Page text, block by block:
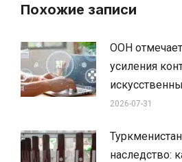
Похожие записи
ООН
усиления
2026-07-31
наследство: